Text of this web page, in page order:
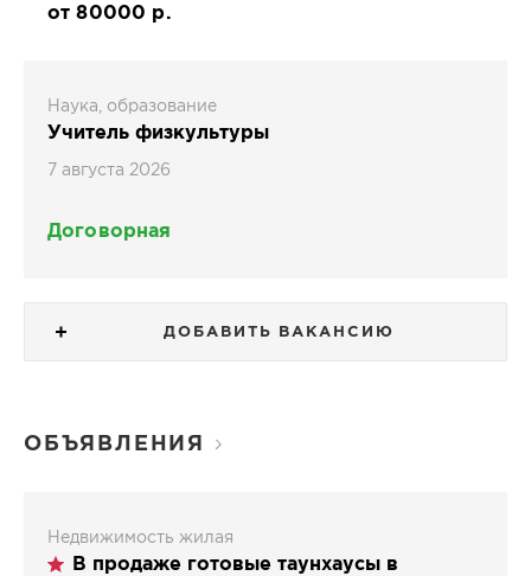
ДОБАВИТЬ ВАКАНСИЮ
от 80000 р.
Наука, образование
Учитель физкультуры
7 августа 2026
Договорная
ОБЪЯВЛЕНИЯ
Недвижимость жилая
В продаже готовые таунхаусы в